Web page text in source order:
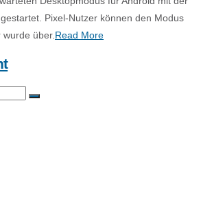
Pixel-Nutzer können den Modus
über. Read More